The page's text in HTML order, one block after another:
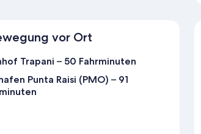
vor Ort
Trapani – 50 Fahrminuten
Punta Raisi (PMO) – 91